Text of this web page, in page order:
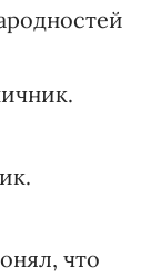
что